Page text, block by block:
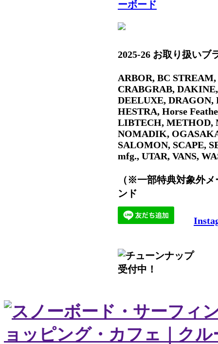
2025-26 お取り扱いブ
ARBOR, BC STREAM
CRABGRAB,
DEELUXE,
HESTRA, Horse
LIBTECH, METHOD,
NOMADIK,
SALOMON, SCAPE,
mfg., UTAR, VANS,
（※一部特典対象外
ンド